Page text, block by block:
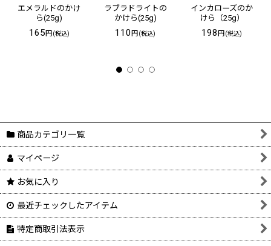
エメラルドのかけ
ら(25g)
165 円 (税込)
ラブラドライトの
かけら(25g)
110円 (税込)
インカローズのか
けら（25g）
198円 (税込)
商品カテゴリ一覧
マイページ
お気に入り
最近チェックしたアイテム
特定商取引法表示